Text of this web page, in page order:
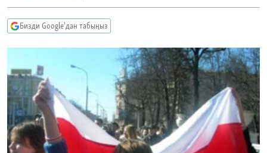
ЭЖЕ-СИҢДИЛЕР
АЗАТТЫК+
ЫҢГАЙСЫЗ СУРООЛОР
Русский
ОНЛАЙН ШЕРИНЕ
Бизди Google'дан табыңыз